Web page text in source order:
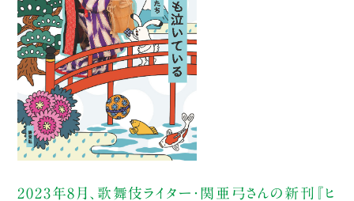
2023年8月、歌舞伎ライター・関亜弓さんの新刊『ヒ